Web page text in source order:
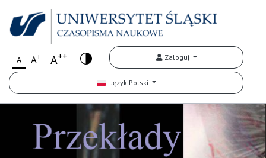
A A+ A++ Zaloguj
Język Polski